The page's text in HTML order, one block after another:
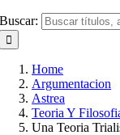
Buscar:
Home
Argumentacion
Astrea
Teoria Y
Una Teoria